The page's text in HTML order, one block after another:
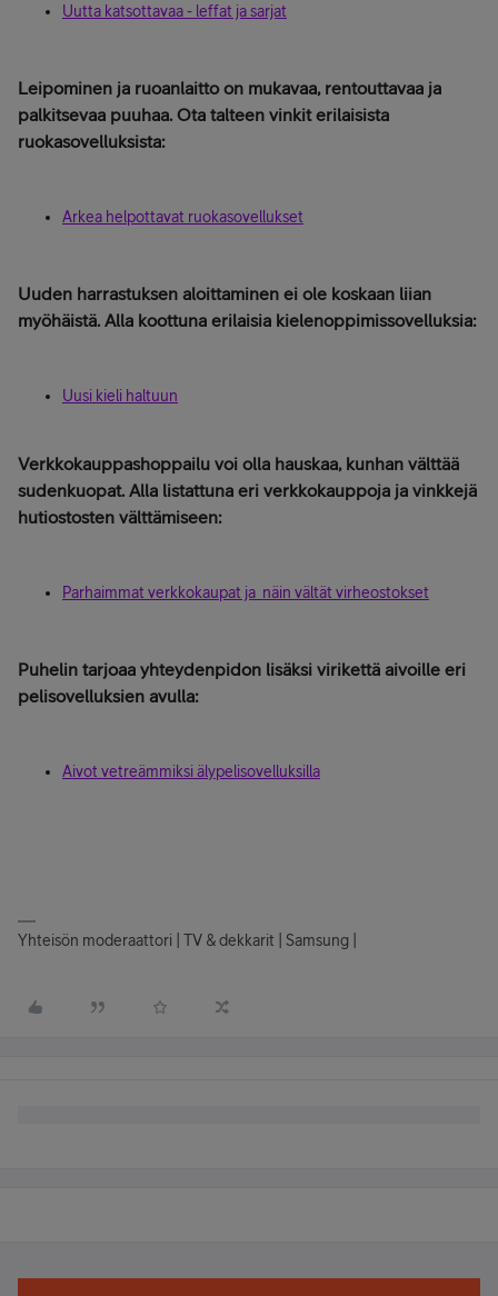
Uutta katsottavaa - leffat ja sarjat
Leipominen ja ruoanlaitto on mukavaa, rentouttavaa ja
palkitsevaa puuhaa. Ota talteen vinkit erilaisista
ruokasovelluksista:
Arkea helpottavat ruokasovellukset
Uuden harrastuksen aloittaminen ei ole koskaan liian
myöhäistä. Alla koottuna erilaisia kielenoppimissovelluksia:
Uusi kieli haltuun
Verkkokauppashoppailu voi olla hauskaa, kunhan välttää
sudenkuopat. Alla listattuna eri verkkokauppoja ja vinkkejä
hutiostosten välttämiseen:
Parhaimmat verkkokaupat ja näin vältät virheostokset
Puhelin tarjoaa yhteydenpidon lisäksi virikettä aivoille eri
pelisovelluksien avulla:
Aivot vetreämmiksi älypelisovelluksilla
Yhteisön moderaattori | TV & dekkarit | Samsung |